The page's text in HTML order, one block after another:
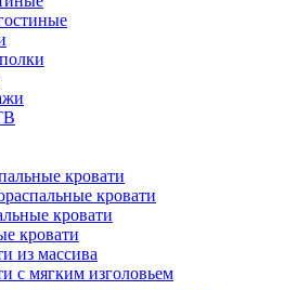
кровати
кровати
кровати
кровати
из массива
с мягким изголовьем